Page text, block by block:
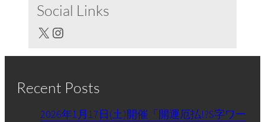
Social Links
X Instagram
Recent Posts
2026年1月17日(土)開催「開運厄払!?S字ワー